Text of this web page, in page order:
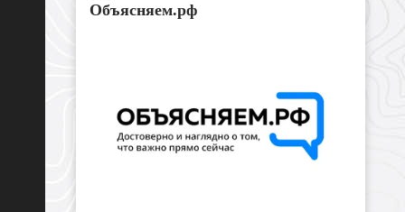
Объясняем.рф